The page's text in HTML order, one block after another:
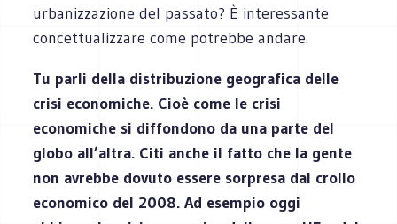
urbanizzazione del passato? È interessante
concettualizzare come potrebbe andare.
Tu parli della distribuzione geografica delle
crisi economiche. Cioè come le crisi
economiche si diffondono da una parte del
globo all’altra. Citi anche il fatto che la gente
non avrebbe dovuto essere sorpresa dal crollo
economico del 2008. Ad esempio oggi